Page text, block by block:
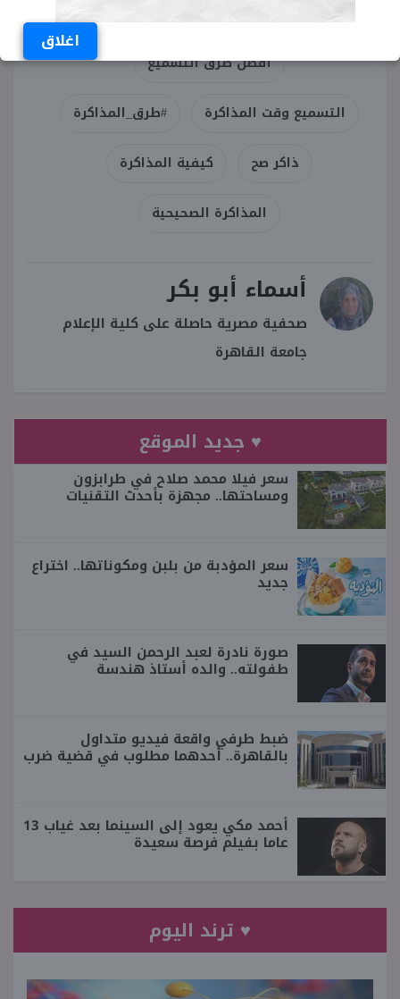
اغلاق
الكلمات المفتاحية
أفضل طرق التسميع
التسميع وقت المذاكرة #طرق_المذاكرة
ذاكر صح كيفية المذاكرة
المذاكرة الصحيحية
أسماء أبو بكر
صحفية مصرية حاصلة على كلية الإعلام
جامعة القاهرة
♥ جديد الموقع
سعر فيلا محمد صلاح في طرابزون
ومساحتها.. مجهزة بأحدث التقنيات
سعر المؤدبة من بلبن ومكوناتها.. اختراع
جديد
صورة نادرة لعبد الرحمن السيد في
طفولته.. والده أستاذ هندسة
ضبط طرفي واقعة فيديو متداول
بالقاهرة.. أحدهما مطلوب في قضية ضرب
أحمد مكي يعود إلى السينما بعد غياب 13
عاما بفيلم فرصة سعيدة
♥ ترند اليوم